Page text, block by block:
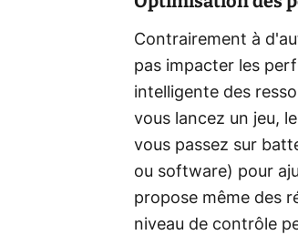
Contrairement à
pas impacter les
intelligente des
vous lancez un jeu,
vous passez sur
ou software) pour
propose même des
niveau de contrôle